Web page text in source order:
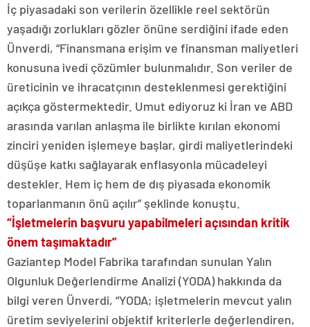
İç piyasadaki son verilerin özellikle reel sektörün
yaşadığı zorlukları gözler önüne serdiğini ifade eden
Ünverdi, “Finansmana erişim ve finansman maliyetleri
konusuna ivedi çözümler bulunmalıdır. Son veriler de
üreticinin ve ihracatçının desteklenmesi gerektiğini
açıkça göstermektedir. Umut ediyoruz ki İran ve ABD
arasında varılan anlaşma ile birlikte kırılan ekonomi
zinciri yeniden işlemeye başlar, girdi maliyetlerindeki
düşüşe katkı sağlayarak enflasyonla mücadeleyi
destekler. Hem iç hem de dış piyasada ekonomik
toparlanmanın önü açılır” şeklinde konuştu.
“İşletmelerin başvuru yapabilmeleri açısından kritik
önem taşımaktadır”
Gaziantep Model Fabrika tarafından sunulan Yalın
Olgunluk Değerlendirme Analizi (YODA) hakkında da
bilgi veren Ünverdi, “YODA; işletmelerin mevcut yalın
üretim seviyelerini objektif kriterlerle değerlendiren,